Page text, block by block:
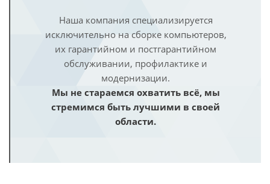
Наша компания специализируется
исключительно на сборке компьютеров,
их гарантийном и постгарантийном
обслуживании, профилактике и
модернизации.
Мы не стараемся охватить всё, мы
стремимся быть лучшими в своей
области.